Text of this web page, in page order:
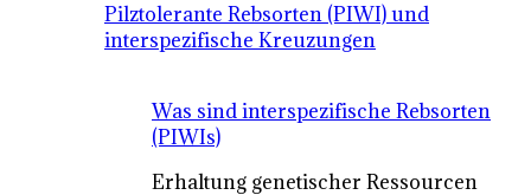
Pilztolerante Rebsorten (PIWI) und
interspezifische Kreuzungen
Was sind interspezifische Rebsorten
(PIWIs)
Erhaltung genetischer Ressourcen